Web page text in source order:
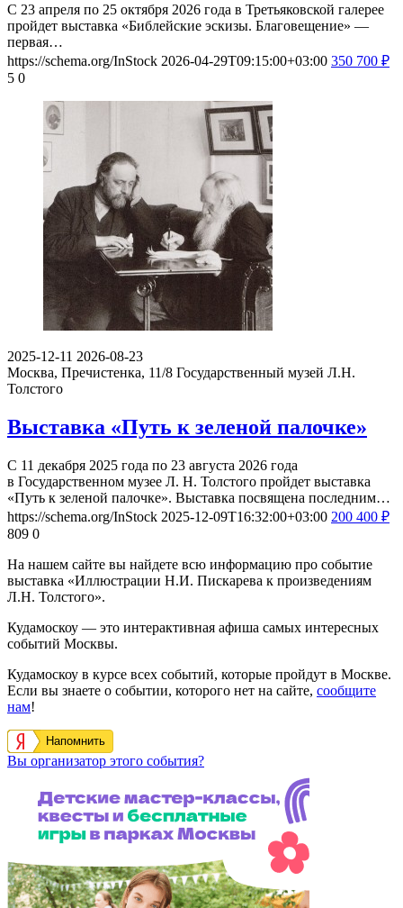
С 23 апреля по 25 октября 2026 года в Третьяковской галерее
пройдет выставка «Библейские эскизы. Благовещение» —
первая…
https://schema.org/InStock 2026-04-29T09:15:00+03:00 350 700 ₽
5 0
2025-12-11 2026-08-23
Москва, Пречистенка, 11/8 Государственный музей Л.Н.
Толстого
Выставка «Путь к зеленой палочке»
С 11 декабря 2025 года по 23 августа 2026 года
в Государственном музее Л. Н. Толстого пройдет выставка
«Путь к зеленой палочке». Выставка посвящена последним…
https://schema.org/InStock 2025-12-09T16:32:00+03:00 200 400 ₽
809 0
На нашем сайте вы найдете всю информацию про событие
выставка «Иллюстрации Н.И. Пискарева к произведениям
Л.Н. Толстого».
Кудамоскоу — это интерактивная афиша самых интересных
событий Москвы.
Кудамоскоу в курсе всех событий, которые пройдут в Москве.
Если вы знаете о событии, которого нет на сайте, сообщите
нам!
Напомнить
Вы организатор этого события?